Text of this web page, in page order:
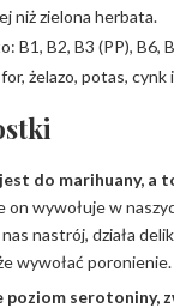
niż zielona herbata.
B1, B2, B3 (PP), B6,
żelazo, potas, cynk
do marihuany, a
on wywołuje w
nastrój, działa
wywołać poronienie.
serotoniny,